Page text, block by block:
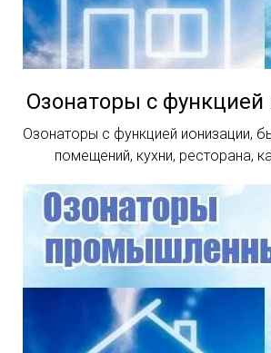
Озонаторы с функцией
Озонаторы с функцией ионизации,
помещений, кухни, ресторана,